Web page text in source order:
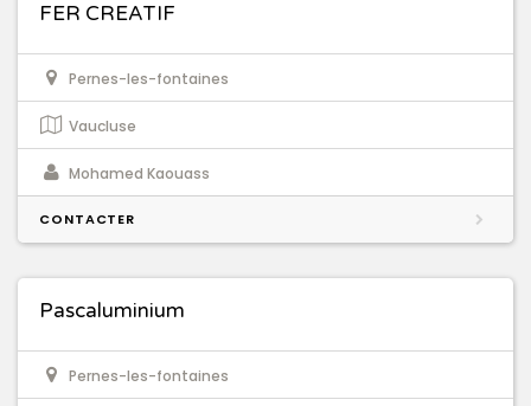
FER CREATIF
Pernes-les-fontaines
Vaucluse
Mohamed Kaouass
CONTACTER
Pascaluminium
Pernes-les-fontaines